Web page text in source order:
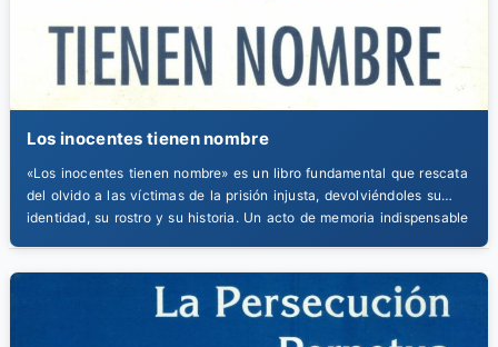
Los inocentes tienen nombre
«Los inocentes tienen nombre» es un libro fundamental que rescata
del olvido a las víctimas de la prisión injusta, devolviéndoles su
identidad, su rostro y su historia. Un acto de memoria indispensable